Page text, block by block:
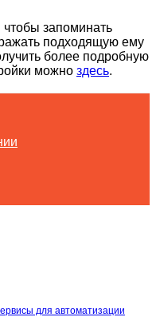
запоминать
подходящую ему
более подробную
можно здесь.
для автоматизации